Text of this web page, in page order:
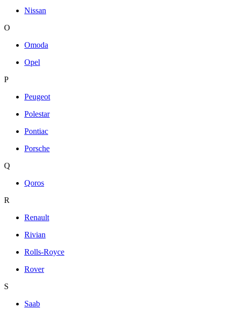
Nissan
O
Omoda
Opel
P
Peugeot
Polestar
Pontiac
Porsche
Q
Qoros
R
Renault
Rivian
Rolls-Royce
Rover
S
Saab